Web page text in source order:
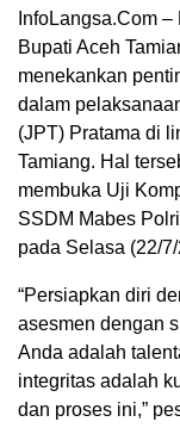
InfoLangsa.Com –
Bupati Aceh
menekankan
dalam
(JPT) Pratama di
Tamiang. Hal
membuka Uji
SSDM Mabes
pada Selasa (22/7/
“Persiapkan diri
asesmen dengan
Anda adalah
integritas adalah
dan proses ini,”